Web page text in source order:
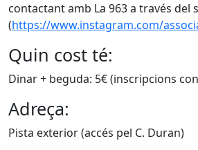
contactant amb La 963 a través del
(https://www.instagram.com/
Quin cost té:
Dinar + beguda: 5€ (inscripcions
Adreça:
Pista exterior (accés pel C. Duran)